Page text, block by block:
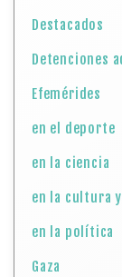
Destacados
Detenciones
Efemérides
en el deporte
en la ciencia
en la cultura
en la política
Gaza